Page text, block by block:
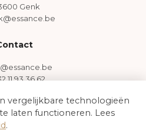
Genk
11 93 36 62
vergelijkbare technologieën
laten functioneren. Lees
.